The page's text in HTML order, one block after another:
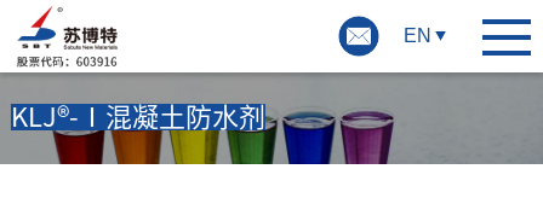
EN
KLJ®-Ⅰ混凝土防水剂